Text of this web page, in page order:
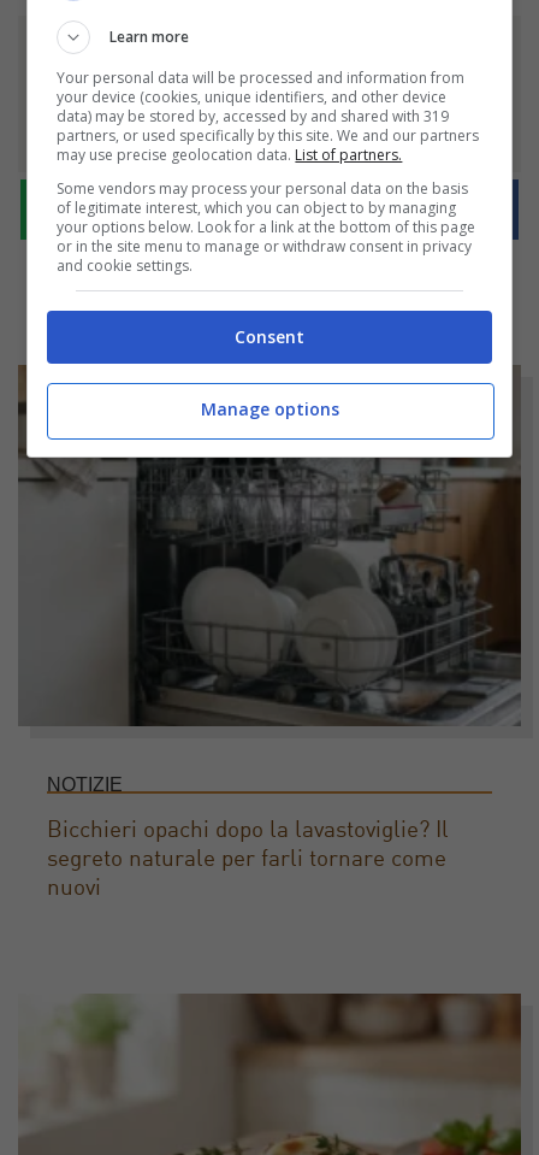
Ti è piaciuto l'articolo?
Condividilo
NOTIZIE
Bicchieri opachi dopo la lavastoviglie? Il
segreto naturale per farli tornare come
nuovi
Learn more
Your personal data will be processed and information from
your device (cookies, unique identifiers, and other device
data) may be stored by, accessed by and shared with 319
partners, or used specifically by this site. We and our partners
may use precise geolocation data. List of partners.
Some vendors may process your personal data on the basis
of legitimate interest, which you can object to by managing
your options below. Look for a link at the bottom of this page
or in the site menu to manage or withdraw consent in privacy
and cookie settings.
Consent
Manage options